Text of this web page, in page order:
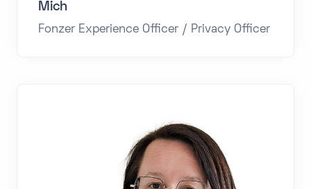
Mich
Fonzer Experience Officer / Privacy Officer